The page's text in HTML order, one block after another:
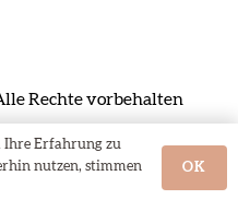
Rechte vorbehalten
Ihre Erfahrung zu
nutzen, stimmen
OK